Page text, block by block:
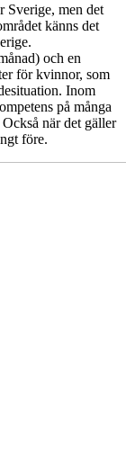
Sverige, men det
känns det
och en
för kvinnor, som
Inom
på många
när det gäller
före.